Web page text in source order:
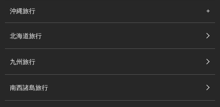
沖縄旅行
北海道旅行
九州旅行
南西諸島旅行